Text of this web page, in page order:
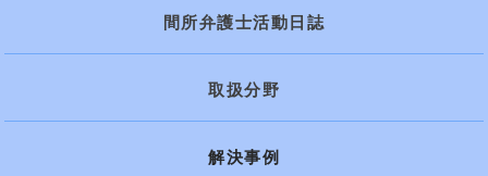
間所弁護士活動日誌
取扱分野
解決事例